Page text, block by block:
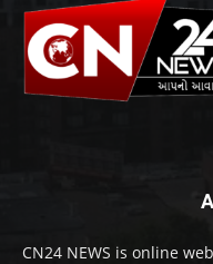
CN24 NEWS is online